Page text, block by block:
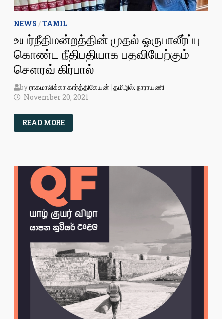
NEWS /TAMIL
உயர்நீதிமன்றத்தின் முதல் ஓருபாலீர்ப்பு
கொண்ட நீதிபதியாக பதவியேற்கும்
சௌரவ் கிர்பால்
byராகமாலிக்கா கார்த்திகேயன் | தமிழில்: நாராயணி
November 20, 2021
உயர்நீதிமன்றத்தின்
முதல்
ஓருபாலீர்ப்பு
கிர்பால்
READ MORE